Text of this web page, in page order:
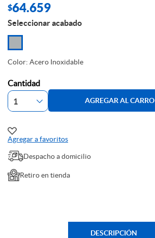
$64.659
Seleccionar acabado
Color: Acero Inoxidable
Cantidad
AGREGAR AL CARRO
Agregar a favoritos
Despacho a domicilio
Retiro en tienda
DESCRIPCIÓN